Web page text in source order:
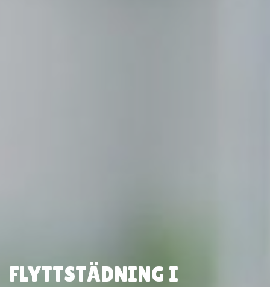
FLYTTSTÄDNING I